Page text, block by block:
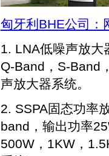
匈牙利BHE公司
1. LNA低噪声放
Q-Band，S-Band
声放大器系统。
2. SSPA固态功率
band，输出功率
500W，1KW，